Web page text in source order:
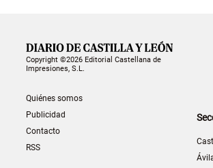
Copyright ©2026 Editorial Castellana de
Impresiones, S.L.
Quiénes somos
Publicidad
Contacto
RSS